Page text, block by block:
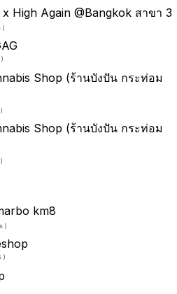
High Again @Bangkok สาขา 3
)
Shop (ร้านบังปัน กระท่อม
Shop (ร้านบังปัน กระท่อม
km8
)
)